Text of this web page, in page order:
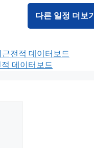
다른 일정 더보기
전적 데이터보드
데이터보드